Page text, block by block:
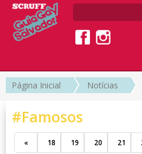
Página Inicial Notícias
#Famosos
« 18 19 20 21